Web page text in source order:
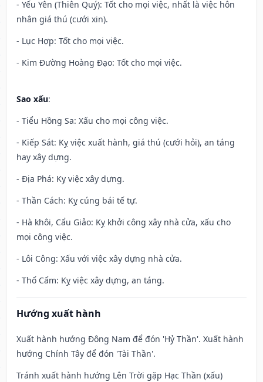
- Yếu Yên (Thiên Quý): Tốt cho mọi việc, nhất là việc hôn
nhân giá thú (cưới xin).
- Lục Hợp: Tốt cho mọi việc.
- Kim Đường Hoàng Đạo: Tốt cho mọi việc.
Sao xấu:
- Tiểu Hồng Sa: Xấu cho mọi công việc.
- Kiếp Sát: Kỵ việc xuất hành, giá thú (cưới hỏi), an táng
hay xây dựng.
- Địa Phá: Kỵ việc xây dựng.
- Thần Cách: Kỵ cúng bái tế tự.
- Hà khôi, Cẩu Giảo: Kỵ khởi công xây nhà cửa, xấu cho
mọi công việc.
- Lôi Công: Xấu với việc xây dựng nhà cửa.
- Thổ Cẩm: Kỵ việc xây dựng, an táng.
Hướng xuất hành
Xuất hành hướng Đông Nam để đón 'Hỷ Thần'. Xuất hành
hướng Chính Tây để đón 'Tài Thần'.
Tránh xuất hành hướng Lên Trời gặp Hạc Thần (xấu)